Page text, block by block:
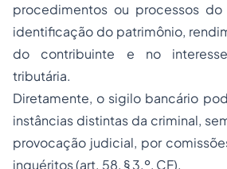
procedimentos ou processos
identificação do patrimônio,
do contribuinte e no
tributária.
Diretamente, o sigilo bancário
instâncias distintas da criminal,
provocação judicial, por
inquéritos (art. 58, § 3.º, CF).